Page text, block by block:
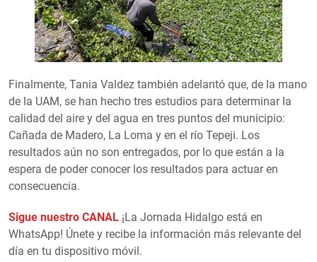
Finalmente, Tania Valdez también adelantó que, de la mano
de la UAM, se han hecho tres estudios para determinar la
calidad del aire y del agua en tres puntos del municipio:
Cañada de Madero, La Loma y en el río Tepeji. Los
resultados aún no son entregados, por lo que están a la
espera de poder conocer los resultados para actuar en
consecuencia.
Sigue nuestro CANAL ¡La Jornada Hidalgo está en
WhatsApp! Únete y recibe la información más relevante del
día en tu dispositivo móvil.